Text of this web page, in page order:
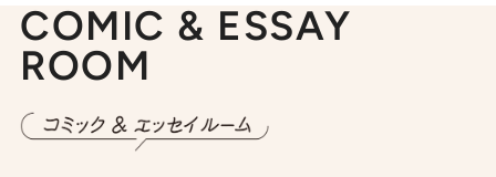
COMIC & ESSAY
ROOM